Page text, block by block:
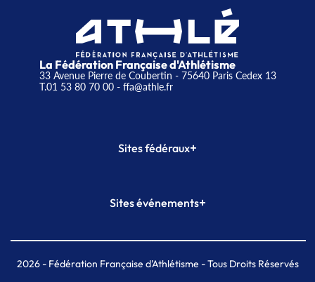
La Fédération Française d'Athlétisme
33 Avenue Pierre de Coubertin - 75640 Paris Cedex 13
T.01 53 80 70 00- ffa@athle.fr
Sites fédéraux+
Plateforme Formation
Sites événements+
Meeting de Paris indoor
MAIF Ekiden de Paris
2026- Fédération Française d'Athlétisme - Tous Droits Réservés